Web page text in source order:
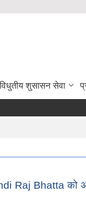
विधुतीय शुसासन सेवा
Raj Bhatta को